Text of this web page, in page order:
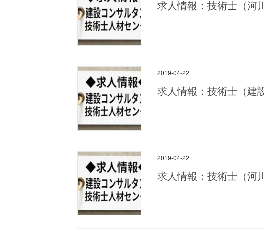
求人情報：技術士（河
2019-04-22
求人情報：技術士（建
2019-04-22
求人情報：技術士（河